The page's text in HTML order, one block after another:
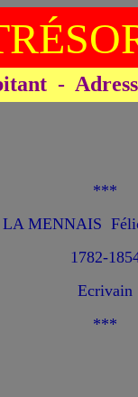
-
***
LA MENNAIS
1782-
Ecrivain
***